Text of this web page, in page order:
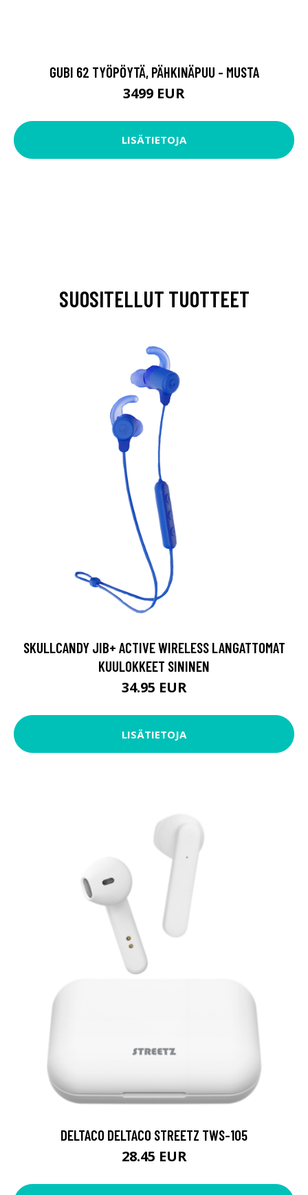
GUBI 62 TYÖPÖYTÄ, PÄHKINÄPUU - MUSTA
3499 EUR
LISÄTIETOJA
SUOSITELLUT TUOTTEET
SKULLCANDY JIB+ ACTIVE WIRELESS LANGATTOMAT
KUULOKKEET SININEN
34.95 EUR
LISÄTIETOJA
DELTACO DELTACO STREETZ TWS-105
28.45 EUR